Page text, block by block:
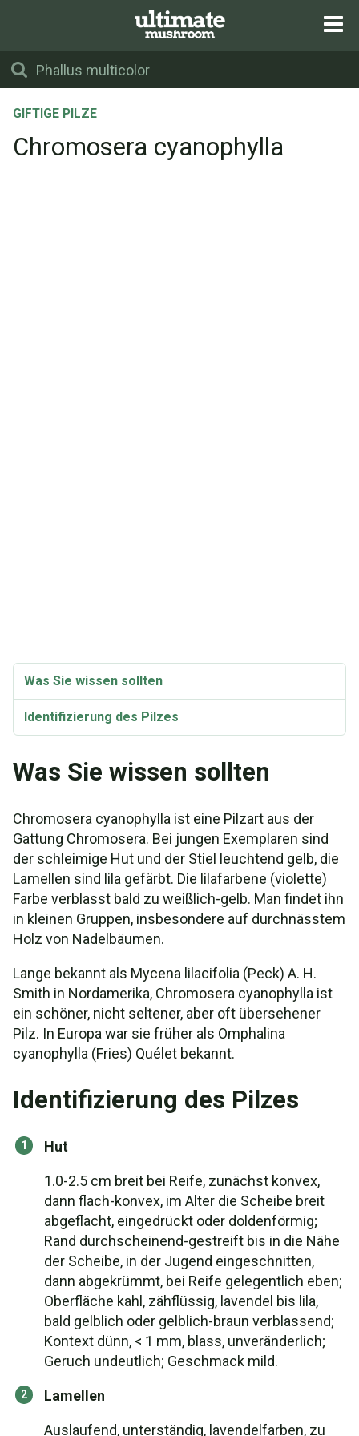
GIFTIGE PILZE
Chromosera cyanophylla
Was Sie wissen sollten
Identifizierung des Pilzes
Was Sie wissen sollten
Chromosera cyanophylla ist eine Pilzart aus der
Gattung Chromosera. Bei jungen Exemplaren sind
der schleimige Hut und der Stiel leuchtend gelb, die
Lamellen sind lila gefärbt. Die lilafarbene (violette)
Farbe verblasst bald zu weißlich-gelb. Man findet ihn
in kleinen Gruppen, insbesondere auf durchnässtem
Holz von Nadelbäumen.
Lange bekannt als Mycena lilacifolia (Peck) A. H.
Smith in Nordamerika, Chromosera cyanophylla ist
ein schöner, nicht seltener, aber oft übersehener
Pilz. In Europa war sie früher als Omphalina
cyanophylla (Fries) Quélet bekannt.
Identifizierung des Pilzes
Hut
1.0-2.5 cm breit bei Reife, zunächst konvex,
dann flach-konvex, im Alter die Scheibe breit
abgeflacht, eingedrückt oder doldenförmig;
Rand durchscheinend-gestreift bis in die Nähe
der Scheibe, in der Jugend eingeschnitten,
dann abgekrümmt, bei Reife gelegentlich eben;
Oberfläche kahl, zähflüssig, lavendel bis lila,
bald gelblich oder gelblich-braun verblassend;
Kontext dünn, < 1 mm, blass, unveränderlich;
Geruch undeutlich; Geschmack mild.
Lamellen
Auslaufend, unterständig, lavendelfarben, zu